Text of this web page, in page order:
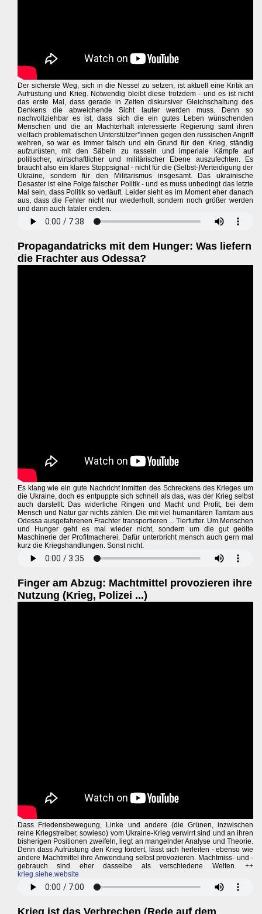
Der sicherste Weg, sich in die Nessel zu setzen, ist aktuell eine Kritik an
Aufrüstung und Krieg. Notwendig bleibt diese trotzdem - und es ist nicht
das erste Mal, dass gerade in Zeiten diskursiver Gleichschaltung des
Denkens die abweichende Sicht lauter werden muss. Denn so
nachvollziehbar es ist, dass sich die ein gutes Leben wünschenden
Menschen und die an Machterhalt interessierte Regierung samt ihren
vielfach problematischen Unterstützer*innen gegen den russischen Angriff
wehren, so war es immer falsch und ein Grund für den Krieg, ständig
aufzurüsten, mit den Säbeln zu rasseln und imperiale Kämpfe auf
politischer, wirtschaftlicher und militärischer Ebene auszufechten. Es
braucht also ein klares Stoppsignal - nicht für die (Selbst-)Verteidigung der
Ukraine, sondern für den Militarismus insgesamt. Das ukrainische
Desaster ist eine Folge falscher Politik - und es muss unbedingt das letzte
Mal sein, dass Politik so verläuft. Leider sieht es im Moment eher danach
aus, dass die Fehler nicht nur wiederholt, sondern noch größer werden
und dann auch fataler enden.
Propagandatricks mit dem Hunger: Was liefern
die Frachter aus Odessa?
Es klang wie ein gute Nachricht inmitten des Schreckens des Krieges um
die Ukraine, doch es entpuppte sich schnell als das, was der Krieg selbst
auch darstellt: Das widerliche Ringen und Macht und Profit, bei dem
Mensch und Natur gar nichts zählen. Die mit viel humanitären Tamtam aus
Odessa ausgefahrenen Frachter transportieren ... Tierfutter. Um Menschen
und Hunger geht es mal wieder nicht, sondern um die gut geölte
Maschinerie der Profitmacherei. Dafür unterbricht mensch auch gern mal
kurz die Kriegshandlungen. Sonst nicht.
Finger am Abzug: Machtmittel provozieren ihre
Nutzung (Krieg, Polizei ...)
Dass Friedensbewegung, Linke und andere (die Grünen, inzwischen
reine Kriegstreiber, sowieso) vom Ukraine-Krieg verwirrt sind und an ihren
bisherigen Positionen zweifeln, liegt an mangelnder Analyse und Theorie.
Denn dass Aufrüstung den Krieg fördert, lässt sich herleiten - ebenso wie
andere Machtmittel ihre Anwendung selbst provozieren. Machtmiss- und -
gebrauch sind eher dasselbe als verschiedene Welten. ++
krieg.siehe.website
Krieg ist das Verbrechen (Rede auf dem